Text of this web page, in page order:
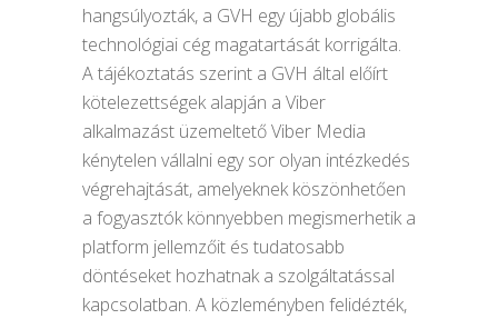
hangsúlyozták, a GVH egy újabb globális
technológiai cég magatartását korrigálta.
A tájékoztatás szerint a GVH által előírt
kötelezettségek alapján a Viber
alkalmazást üzemeltető Viber Media
kénytelen vállalni egy sor olyan intézkedés
végrehajtását, amelyeknek köszönhetően
a fogyasztók könnyebben megismerhetik a
platform jellemzőit és tudatosabb
döntéseket hozhatnak a szolgáltatással
kapcsolatban. A közleményben felidézték,